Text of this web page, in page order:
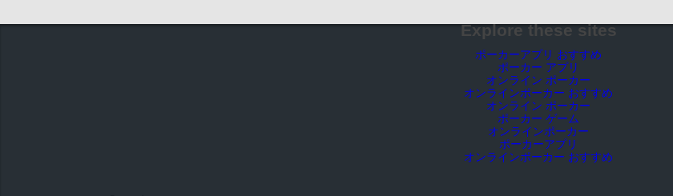
Explore these sites
ポーカーアプリ おすすめ
ポーカー アプリ
オンライン ポーカー
オンラインポーカー おすすめ
オンライン ポーカー
ポーカー ゲーム
オンラインポーカー
ポーカーアプリ
オンラインポーカー おすすめ